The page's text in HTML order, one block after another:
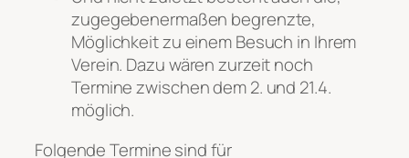
zugegebenermaßen begrenzte,
Möglichkeit zu einem Besuch in Ihrem
Verein. Dazu wären zurzeit noch
Termine zwischen dem 2. und 21.4.
möglich.
Folgende Termine sind für